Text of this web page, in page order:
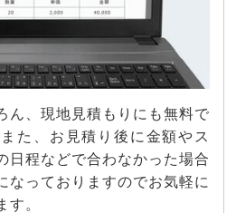
ん、現地見積もりにも無料で
た、お見積り後に金額やス
日程などで合わなかった場合
なっておりますのでお気軽に
す。